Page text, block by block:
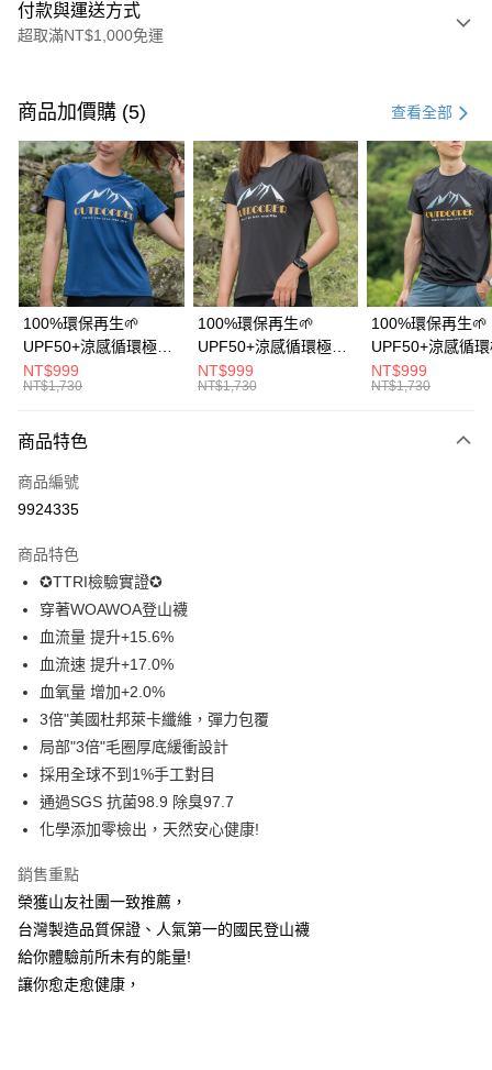
付款與運送方式
超取滿NT$1,000免運
信用卡一次付款
信用卡分期付款
3 期 0 利率 每期NT$499 21家銀行
合作金庫商業銀行
第一商業銀行
華南商業銀行
彰化商業銀行
上海商業儲蓄銀行
台北富邦商業銀行
國泰世華商業銀行
兆豐國際商業銀行
臺灣中小企業銀行
台中商業銀行
匯豐（台灣）商業銀行
華泰商業銀行
聯邦商業銀行
遠東國際商業銀行
元大商業銀行
台灣樂天信用卡公司
6 期 0 利率 每期NT$249 21家銀行
合作金庫商業銀行
第一商業銀行
華南商業銀行
彰化商業銀行
上海商業儲蓄銀行
台北富邦商業銀行
國泰世華商業銀行
兆豐國際商業銀行
臺灣中小企業銀行
台中商業銀行
匯豐（台灣）商業銀行
聯邦商業銀行
玉山商業銀行
台灣樂天信用卡公司
12 期 0 利率 每期NT$124 21家銀行
合作金庫商業銀行
第一商業銀行
華南商業銀行
彰化商業銀行
上海商業儲蓄銀行
台北富邦商業銀行
國泰世華商業銀行
兆豐國際商業銀行
臺灣中小企業銀行
元大商業銀行
台新國際商業銀行
台灣樂天信用卡公司
24 期 0 利率 每期NT$62 20家銀行
合作金庫商業銀行
第一商業銀行
華南商業銀行
彰化商業銀行
上海商業儲蓄銀行
兆豐國際商業銀行
華泰商業銀行
遠東國際商業銀行
永豐商業銀行
星展（台灣）商業銀行
超商取貨付款
LINE Pay
悠遊付
大哥付你分期
相關說明
1.本服務由台灣大哥大提供，台灣大哥大用戶可立即使用無須另外申請。
2.付款方式選擇「大哥付你分期」，訂單成立後會自動跳轉到大哥付的交易
成交易。
3.實際核准額度、可分期數及費用金額請依後續交易確認頁面所載為準。
4.訂單成立30分鐘內，如未前往確認交易或遇審核未通過，訂單將自動取
消。如遇「轉專審核」未通過狀況，表示未達大哥付你分期系統評分，恕無
法說明評估內容。
【繳款方式說明】
醒簡訊。
2.透過簡訊連結打開帳單後，可選擇「超商條碼／台灣大直營門市／銀行轉
帳／街口支付／iPASS MONEY」等通路繳費。
【注意事項】
用戶於交易時，得透過本服務購買商品或服務，並由商店將買賣／分期付款
買賣價金債權讓與本公司後，依約使用本公司帳單繳交帳款。
2.基於同意付款使用「大哥付你分期」之契約關係目的，商店將以您的個人
資料（包含姓名、電話或地址）提供予台灣大哥大進項蒐集、處理及利用，
由本公司與您本人進行分期帳單所需資料之確認、核對及更正。
AFTEE先享後付
相關說明
【關於「AFTEE先享後付」】
便利好安心！
１．簡單：不需註冊會員、不需綁卡、不需儲值。
２．便利：只要手機號碼，簡訊認證，即可結帳。
３．安心：先確認商品／服務後，再付款。
【「AFTEE先享後付」結帳流程】
１．於結帳方式選擇「AFTEE先享後付」後，將跳轉至「AFTEE先享後付」
結帳頁面，進行簡訊認證並確認金額後，即可完成結帳。
２．訂單成立數日內，您將收到繳費通知簡訊。
３．收到繳費通知簡訊後14天內，點擊此簡訊中的連結，可透過四大超商／
購買商品的店家。未經商家同意取消之訂單仍視為有效，需透過AFTEE先享
後付繳納相關費用。
※ 交易是否成功請以「AFTEE先享後付 」之結帳頁面顯示為準，若有關於
是否繳費成功／繳費後需取消欲退款等相關疑問，請聯繫「AFTEE先享後付
客戶支援中心」https://netprotections.freshdesk.com/support/home
ATM付款
運送方式
全家取貨付款
每筆NT$100，滿NT$1,000(含以上)免運費
付款後全家取貨
每筆NT$100，滿NT$1,000(含以上)免運費
每筆NT$100，滿NT$1,000(含以上)免運費
付款後7-11取貨
每筆NT$100，滿NT$1,000(含以上)免運費
宅配
商品加價購 (5) 查看全部
100%環保再生🌱
UPF50+涼感循環極風
衣【山岳線條款】
NT$999
NT$1,730
100%環保再生🌱
UPF50+涼感循環極風
衣【山岳線條款】
NT$999
NT$1,730
100%環保再生🌱
UPF50+涼感循
衣【山岳線條款
NT$999
NT$1,730
商品特色
商品編號
9924335
商品特色
✪TTRI檢驗實證✪
穿著WOAWOA登山襪
血流量 提升+15.6%
血流速 提升+17.0%
血氧量 增加+2.0%
3倍"美國杜邦萊卡纖維，彈力包覆
局部"3倍"毛圈厚底緩衝設計
採用全球不到1%手工對目
通過SGS 抗菌98.9 除臭97.7
化學添加零檢出，天然安心健康!
銷售重點
榮獲山友社團一致推薦，
台灣製造品質保證、人氣第一的國民登山襪
給你體驗前所未有的能量!
讓你愈走愈健康，